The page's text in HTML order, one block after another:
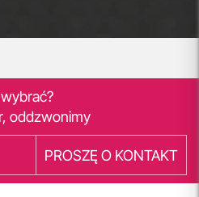
oddzwonimy
PROSZĘ O KONTAKT